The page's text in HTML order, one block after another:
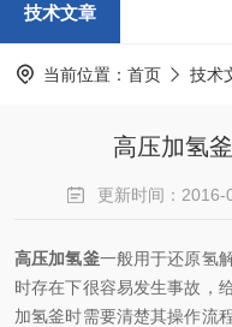
技术文章
当前位置： 首页 技术
高压加氢
更新时间：2016-
高压加氢釜一般用于还原氢
时存在下很容易发生事故，
加氢釜时需要清楚其操作流